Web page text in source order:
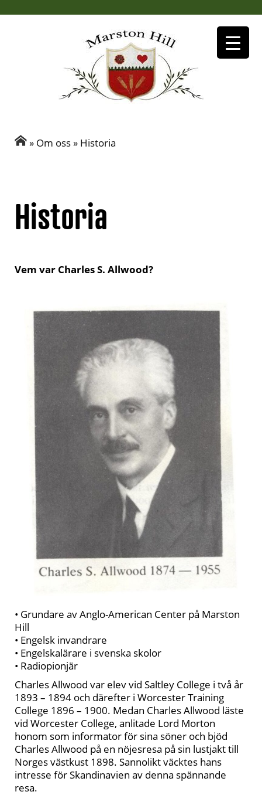
» Om oss» Historia
Historia
Vem var Charles S. Allwood?
• Grundare av Anglo-American Center på Marston
Hill
• Engelsk invandrare
• Engelskalärare i svenska skolor
• Radiopionjär
Charles Allwood var elev vid Saltley College i två år
1893 – 1894 och därefter i Worcester Training
College 1896 – 1900. Medan Charles Allwood läste
vid Worcester College, anlitade Lord Morton
honom som informator för sina söner och bjöd
Charles Allwood på en nöjesresa på sin lustjakt till
Norges västkust 1898. Sannolikt väcktes hans
intresse för Skandinavien av denna spännande
resa.